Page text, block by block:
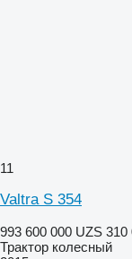
11
Valtra S 354
993 600 000 UZS 310
Трактор колесный